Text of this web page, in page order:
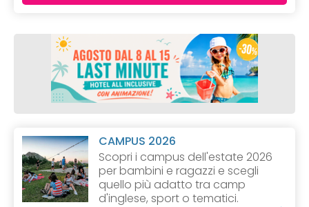
CAMPUS 2026
Scopri i campus dell'estate 2026
per bambini e ragazzi e scegli
quello più adatto tra camp
d'inglese, sport o tematici.